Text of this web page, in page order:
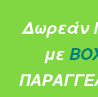
Δωρεάν
με